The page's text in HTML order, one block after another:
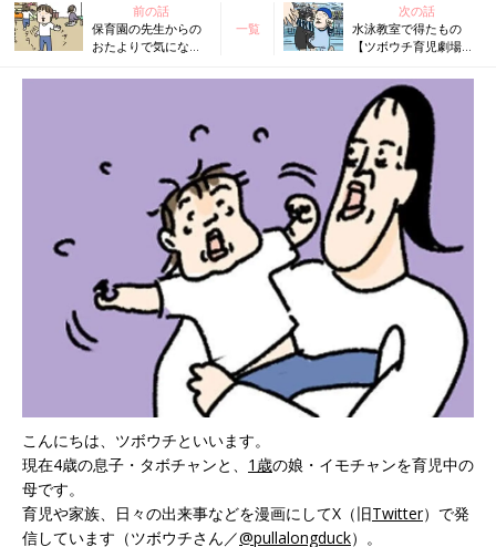
前の話
保育園の先生からの
おたよりで気になっ
児劇場 #46】
一覧
次の話
水泳教室で得たもの
【ツボウチ育児劇場
こんにちは、ツボウチといいます。
現在4歳の息子・タボチャンと、 1歳の娘・イモチャンを育児中の
母です。
育児や家族、日々の出来事などを漫画にしてX（旧Twitter）で発
信しています（ツボウチさん／@pullalongduck）。